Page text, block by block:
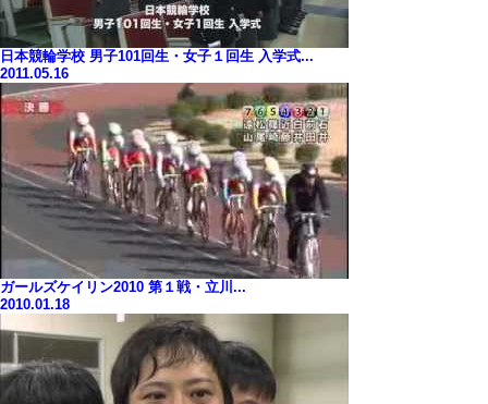
日本競輪学校 男子101回生・女子１回生 入学式...
2011.05.16
ガールズケイリン2010 第１戦・立川...
2010.01.18